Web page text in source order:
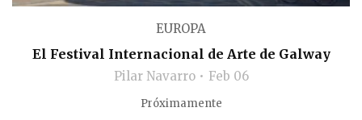
EUROPA
El Festival Internacional de Arte de Galway
Pilar Navarro Feb 06
Próximamente